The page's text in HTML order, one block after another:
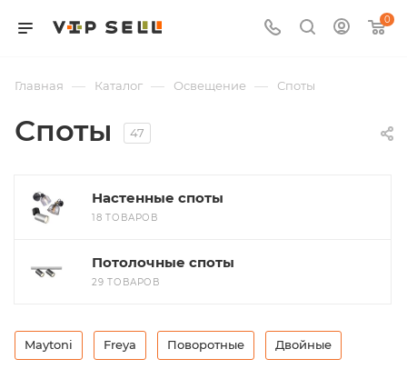
0
Главная — Каталог — Освещение — Споты
Споты 47
Настенные споты
18 ТОВАРОВ
Потолочные споты
29 ТОВАРОВ
Maytoni Freya Поворотные Двойные